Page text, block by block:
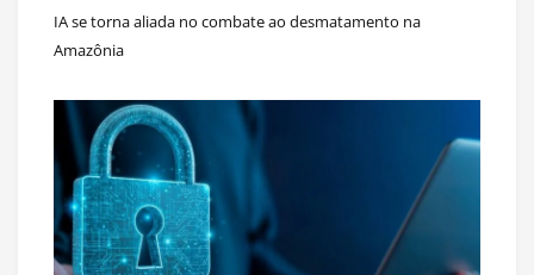
IA se torna aliada no combate ao desmatamento na
Amazônia